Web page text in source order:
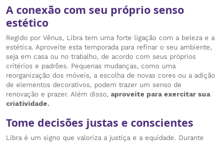
A conexão com seu próprio senso
estético
Regido por Vênus, Libra tem uma forte ligação com a beleza e a
estética. Aproveite esta temporada para refinar o seu ambiente,
seja em casa ou no trabalho, de acordo com seus próprios
critérios e padrões. Pequenas mudanças, como uma
reorganização dos móveis, a escolha de novas cores ou a adição
de elementos decorativos, podem trazer um senso de
renovação e prazer. Além disso, aproveite para exercitar sua
criatividade.
Tome decisões justas e conscientes
Libra é um signo que valoriza a justiça e a equidade. Durante